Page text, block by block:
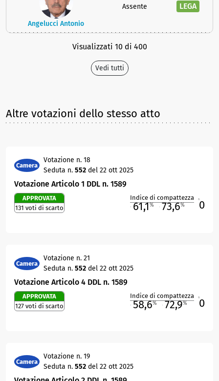
Angelucci Antonio
Assente LEGA
Visualizzati 10 di 400
Vedi tutti
Altre votazioni dello stesso atto
Camera
Votazione n. 18
Seduta n. 552 del 22 ott 2025
Votazione Articolo 1 DDL n. 1589
APPROVATA
131 voti di scarto
Indice di compattezza
61,1% 73,6% 0
Camera
Votazione n. 21
Seduta n. 552 del 22 ott 2025
Votazione Articolo 4 DDL n. 1589
APPROVATA
127 voti di scarto
Indice di compattezza
58,6% 72,9% 0
Camera
Votazione n. 19
Seduta n. 552 del 22 ott 2025